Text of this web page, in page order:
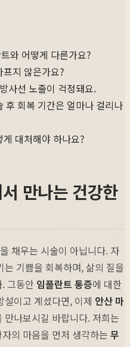
와 어떻게 다른가요?
지 않은가요?
사선 노출이 걱정돼요.
후 회복 기간은 얼마나 걸리나
대처해야 하나요?
만나는 건강한
채우는 시술이 아닙니다. 자
기쁨을 회복하며, 삶의 질을
그동안 임플란트 통증에 대한
이고 계셨다면, 이제 안산 마
나보시길 바랍니다. 저희는
의 마음을 먼저 생각하는 무